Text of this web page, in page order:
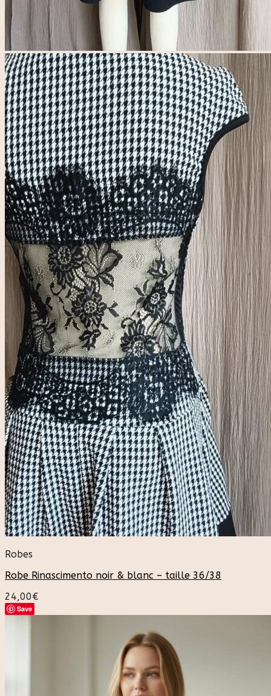
Robes
Robe Rinascimento noir & blanc – taille 36/38
24,00€
Save